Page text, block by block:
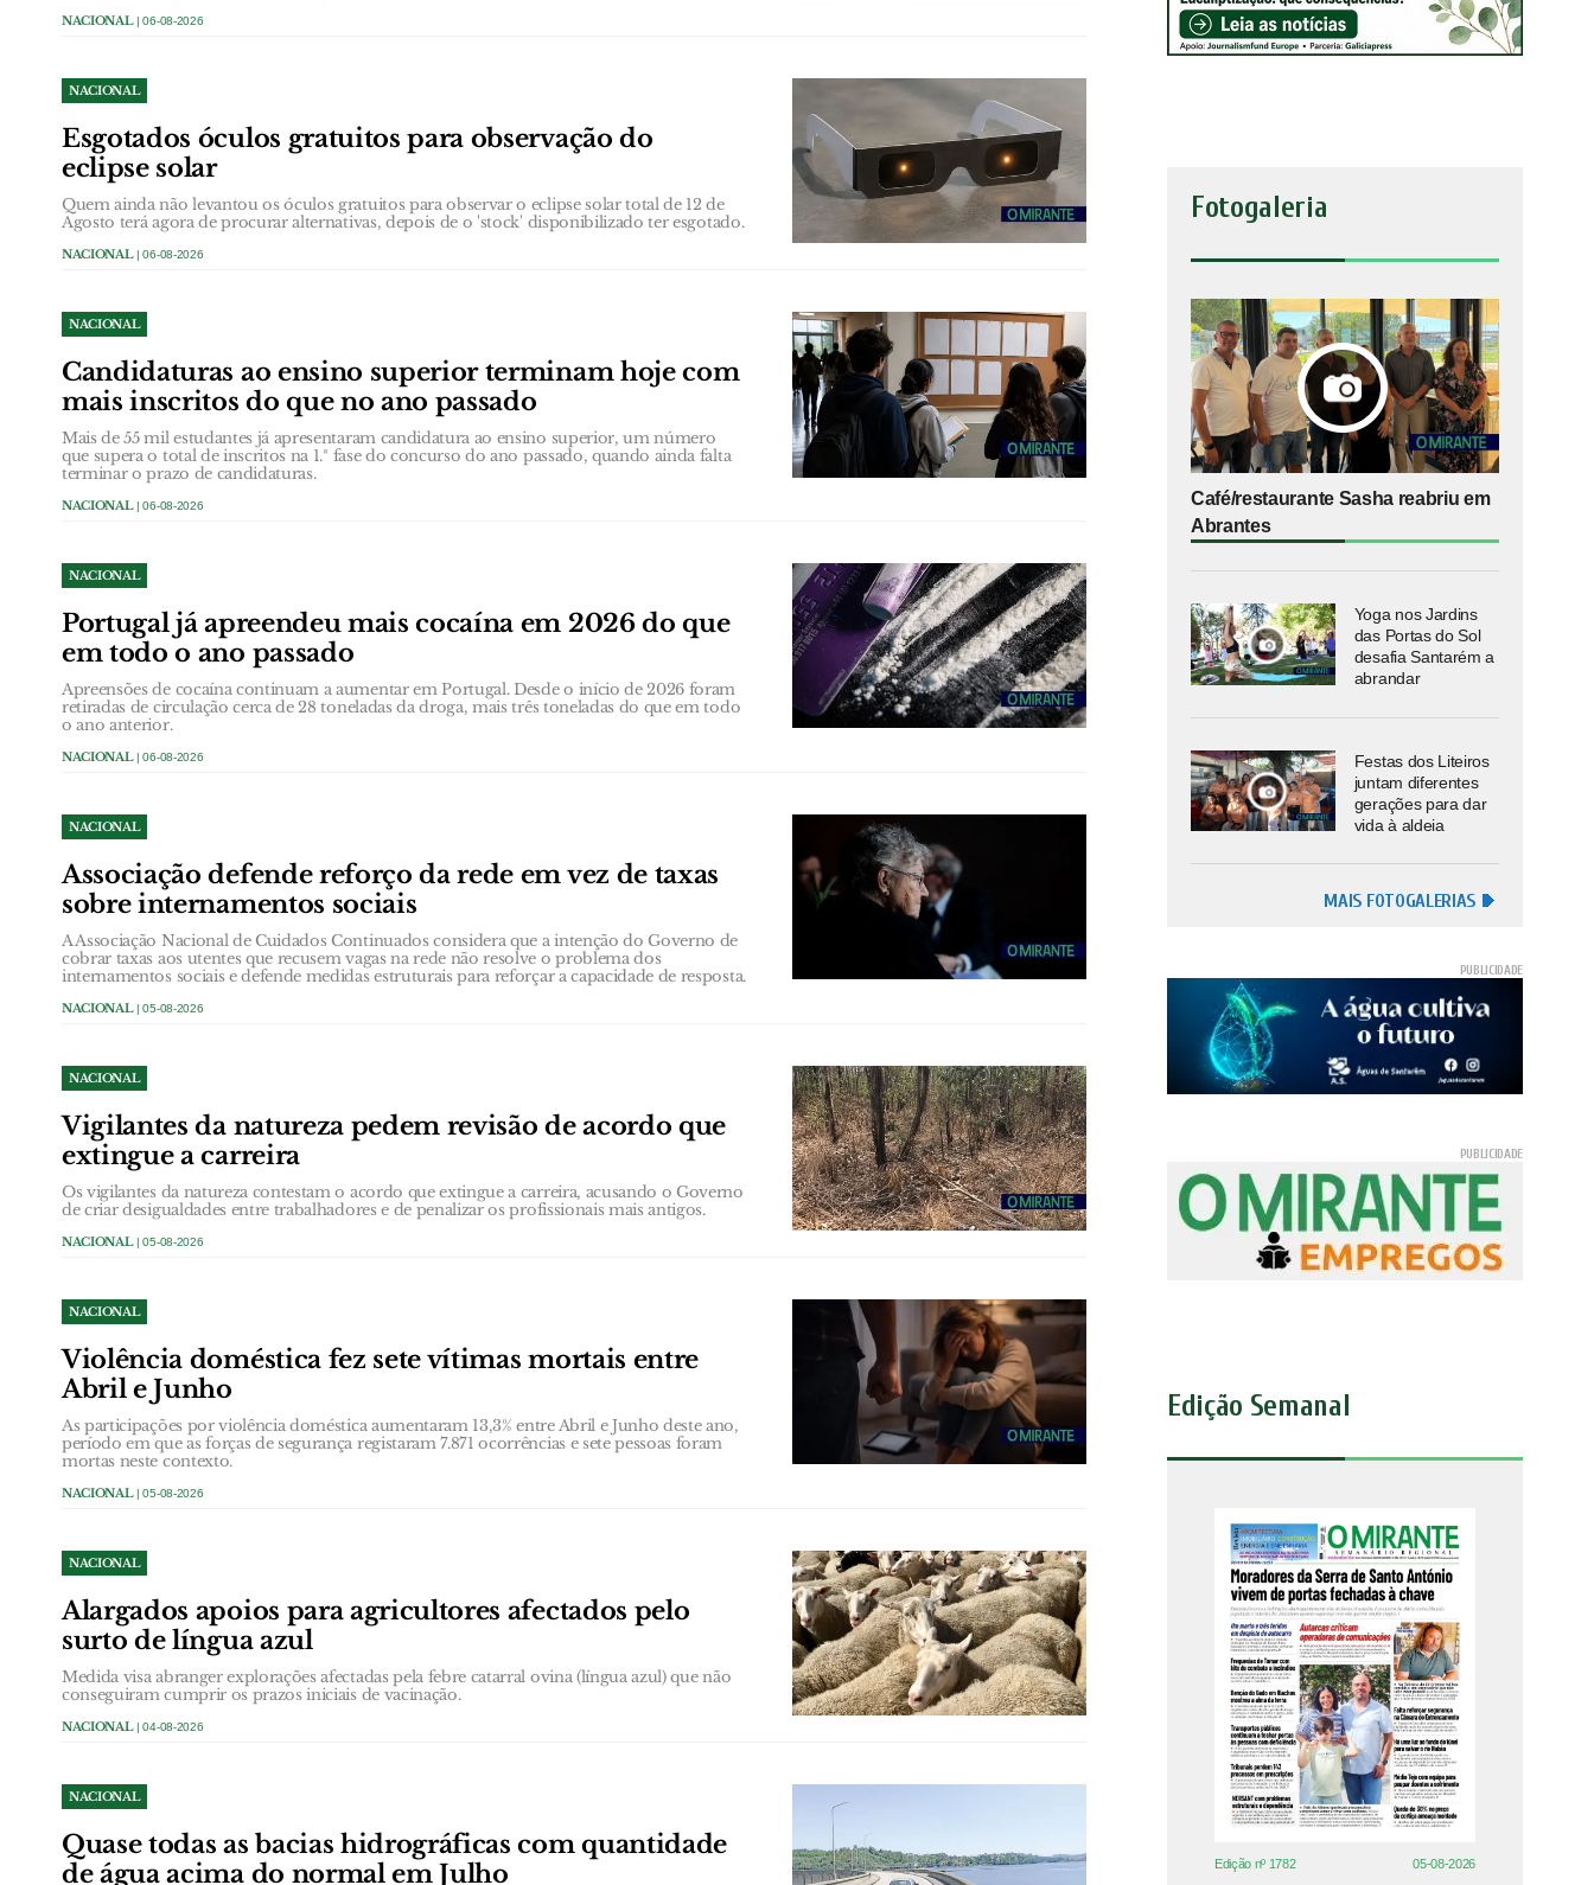
NACIONAL| 06-08-2026
NACIONAL
Esgotados óculos gratuitos para observação do
eclipse solar
Quem ainda não levantou os óculos gratuitos para observar o eclipse solar total de 12 de
Agosto terá agora de procurar alternativas, depois de o 'stock' disponibilizado ter esgotado.
NACIONAL| 06-08-2026
NACIONAL
Candidaturas ao ensino superior terminam hoje com
mais inscritos do que no ano passado
Mais de 55 mil estudantes já apresentaram candidatura ao ensino superior, um número
que supera o total de inscritos na 1.ª fase do concurso do ano passado, quando ainda falta
terminar o prazo de candidaturas.
NACIONAL| 06-08-2026
NACIONAL
Portugal já apreendeu mais cocaína em 2026 do que
em todo o ano passado
Apreensões de cocaína continuam a aumentar em Portugal. Desde o início de 2026 foram
retiradas de circulação cerca de 28 toneladas da droga, mais três toneladas do que em todo
o ano anterior.
NACIONAL| 06-08-2026
NACIONAL
Associação defende reforço da rede em vez de taxas
sobre internamentos sociais
A Associação Nacional de Cuidados Continuados considera que a intenção do Governo de
cobrar taxas aos utentes que recusem vagas na rede não resolve o problema dos
internamentos sociais e defende medidas estruturais para reforçar a capacidade de resposta.
NACIONAL| 05-08-2026
NACIONAL
Vigilantes da natureza pedem revisão de acordo que
extingue a carreira
Os vigilantes da natureza contestam o acordo que extingue a carreira, acusando o Governo
de criar desigualdades entre trabalhadores e de penalizar os profissionais mais antigos.
NACIONAL| 05-08-2026
NACIONAL
Violência doméstica fez sete vítimas mortais entre
Abril e Junho
As participações por violência doméstica aumentaram 13,3% entre Abril e Junho deste ano,
período em que as forças de segurança registaram 7.871 ocorrências e sete pessoas foram
mortas neste contexto.
NACIONAL| 05-08-2026
NACIONAL
Alargados apoios para agricultores afectados pelo
surto de língua azul
Medida visa abranger explorações afectadas pela febre catarral ovina (língua azul) que não
conseguiram cumprir os prazos iniciais de vacinação.
NACIONAL| 04-08-2026
NACIONAL
Quase todas as bacias hidrográficas com quantidade
de água acima do normal em Julho
Fotogaleria
Café/restaurante Sasha reabriu em
Abrantes
Yoga nos Jardins
das Portas do Sol
desafia Santarém a
abrandar
Festas dos Liteiros
juntam diferentes
gerações para dar
vida à aldeia
MAIS FOTOGALERIAS
Edição Semanal
Edição nº 1782 05-08-2026